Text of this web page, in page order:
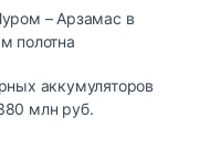
– Арзамас в
полотна
аккумуляторов
млн руб.